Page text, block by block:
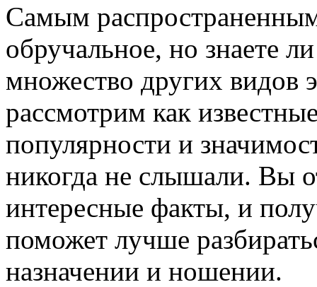
Самым
обручальное, но знаете
множество других видов
рассмотрим как
популярности и
никогда не слышали. Вы
интересные факты, и
поможет лучше
назначении и ношении.